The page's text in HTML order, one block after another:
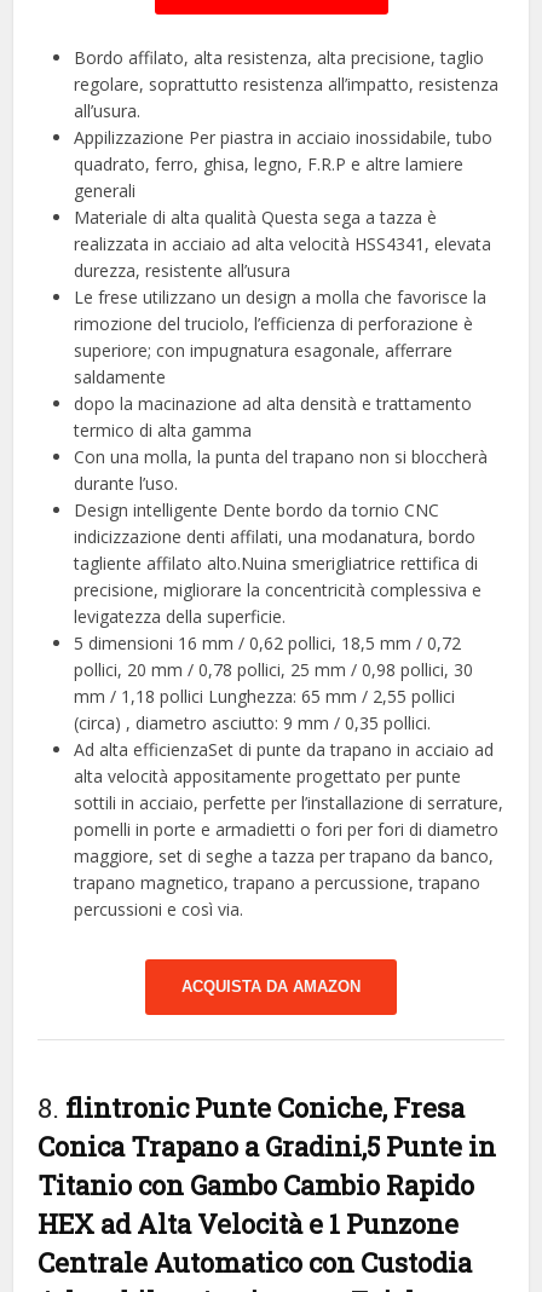
Bordo affilato, alta resistenza, alta precisione, taglio
regolare, soprattutto resistenza all’impatto, resistenza
all’usura.
Appilizzazione Per piastra in acciaio inossidabile, tubo
quadrato, ferro, ghisa, legno, F.R.P e altre lamiere
generali
Materiale di alta qualità Questa sega a tazza è
realizzata in acciaio ad alta velocità HSS4341, elevata
durezza, resistente all’usura
Le frese utilizzano un design a molla che favorisce la
rimozione del truciolo, l’efficienza di perforazione è
superiore; con impugnatura esagonale, afferrare
saldamente
dopo la macinazione ad alta densità e trattamento
termico di alta gamma
Con una molla, la punta del trapano non si bloccherà
durante l’uso.
Design intelligente Dente bordo da tornio CNC
indicizzazione denti affilati, una modanatura, bordo
tagliente affilato alto.Nuina smerigliatrice rettifica di
precisione, migliorare la concentricità complessiva e
levigatezza della superficie.
5 dimensioni 16 mm / 0,62 pollici, 18,5 mm / 0,72
pollici, 20 mm / 0,78 pollici, 25 mm / 0,98 pollici, 30
mm / 1,18 pollici Lunghezza: 65 mm / 2,55 pollici
(circa) , diametro asciutto: 9 mm / 0,35 pollici.
Ad alta efficienzaSet di punte da trapano in acciaio ad
alta velocità appositamente progettato per punte
sottili in acciaio, perfette per l’installazione di serrature,
pomelli in porte e armadietti o fori per fori di diametro
maggiore, set di seghe a tazza per trapano da banco,
trapano magnetico, trapano a percussione, trapano
percussioni e così via.
ACQUISTA DA AMAZON
8. flintronic Punte Coniche, Fresa
Conica Trapano a Gradini,5 Punte in
Titanio con Gambo Cambio Rapido
HEX ad Alta Velocità e 1 Punzone
Centrale Automatico con Custodia